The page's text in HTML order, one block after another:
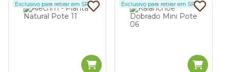
Exclusivo para retirar em SP Exclusivo para retirar em SP